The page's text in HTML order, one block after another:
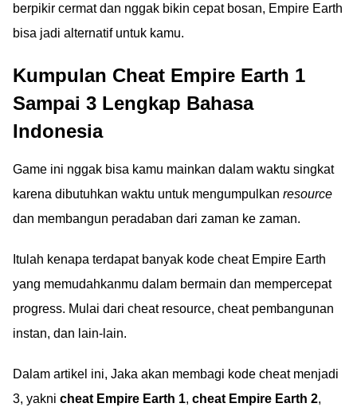
berpikir cermat dan nggak bikin cepat bosan, Empire Earth
bisa jadi alternatif untuk kamu.
Kumpulan Cheat Empire Earth 1
Sampai 3 Lengkap Bahasa
Indonesia
Game ini nggak bisa kamu mainkan dalam waktu singkat
karena dibutuhkan waktu untuk mengumpulkan resource
dan membangun peradaban dari zaman ke zaman.
Itulah kenapa terdapat banyak kode cheat Empire Earth
yang memudahkanmu dalam bermain dan mempercepat
progress. Mulai dari cheat resource, cheat pembangunan
instan, dan lain-lain.
Dalam artikel ini, Jaka akan membagi kode cheat menjadi
3, yakni cheat Empire Earth 1, cheat Empire Earth 2,